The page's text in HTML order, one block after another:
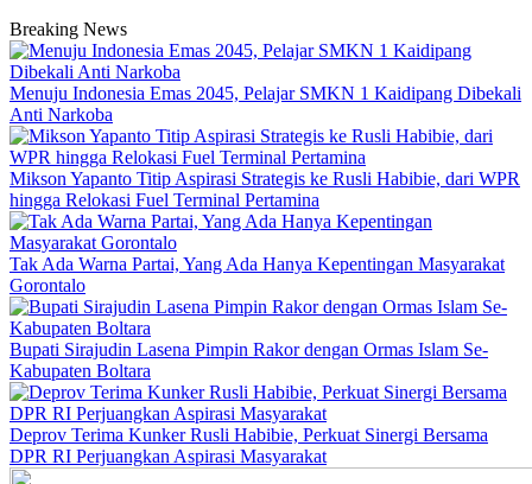
Breaking News
Menuju Indonesia Emas 2045, Pelajar SMKN 1 Kaidipang Dibekali
Anti Narkoba
Mikson Yapanto Titip Aspirasi Strategis ke Rusli Habibie, dari WPR
hingga Relokasi Fuel Terminal Pertamina
Tak Ada Warna Partai, Yang Ada Hanya Kepentingan Masyarakat
Gorontalo
Bupati Sirajudin Lasena Pimpin Rakor dengan Ormas Islam Se-
Kabupaten Boltara
Deprov Terima Kunker Rusli Habibie, Perkuat Sinergi Bersama
DPR RI Perjuangkan Aspirasi Masyarakat